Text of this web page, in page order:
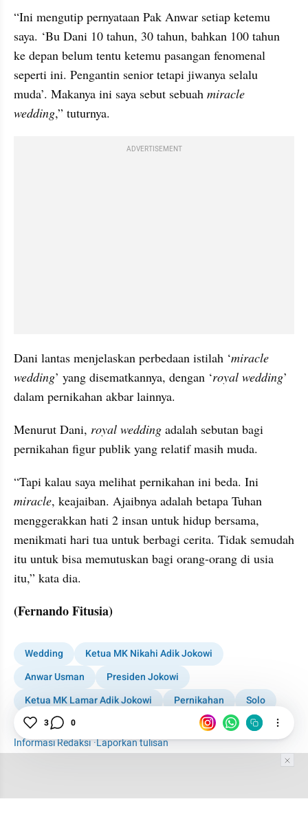
“Ini mengutip pernyataan Pak Anwar setiap ketemu
saya. ‘Bu Dani 10 tahun, 30 tahun, bahkan 100 tahun
ke depan belum tentu ketemu pasangan fenomenal
seperti ini. Pengantin senior tetapi jiwanya selalu
muda’. Makanya ini saya sebut sebuah miracle
wedding,” tuturnya.
ADVERTISEMENT
Dani lantas menjelaskan perbedaan istilah ‘miracle
wedding’ yang disematkannya, dengan ‘royal wedding’
dalam pernikahan akbar lainnya.
Menurut Dani, royal wedding adalah sebutan bagi
pernikahan figur publik yang relatif masih muda.
miracle, keajaiban. Ajaibnya adalah betapa Tuhan
menggerakkan hati 2 insan untuk hidup bersama,
menikmati hari tua untuk berbagi cerita. Tidak semudah
itu untuk bisa memutuskan bagi orang-orang di usia
itu,” kata dia.
(Fernando Fitusia)
Wedding
Ketua MK Nikahi Adik Jokowi
Anwar Usman
Presiden Jokowi
Ketua MK Lamar Adik Jokowi
Pernikahan
Solo
Royal Wedding
Informasi Redaksi·Laporkan tulisan
3 0